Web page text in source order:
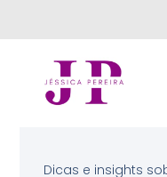
Dicas e insights